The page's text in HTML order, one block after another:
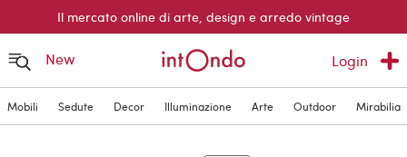
Il mercato online di arte, design e arredo vintage
New Login
Mobili Sedute Decor Illuminazione Arte Outdoor Mirabilia